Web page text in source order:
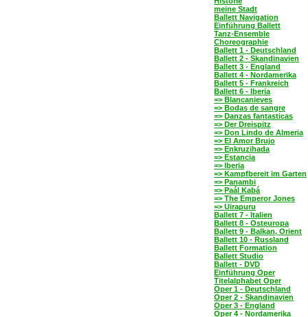
meine Stadt
Ballett Navigation
Einführung Ballett
Tanz-Ensemble
Choreographie
Ballett 1 - Deutschland
Ballett 2 - Skandinavien
Ballett 3 - England
Ballett 4 - Nordamerika
Ballett 5 - Frankreich
Ballett 6 - Iberia
=> Blancanieves
=> Bodas de sangre
=> Danzas fantasticas
=> Der Dreispitz
=> Don Lindo de Almeria
=> El Amor Brujo
=> Enkruzihada
=> Estancia
=> Iberia
=> Kampfbereit im Garten
=> Panambi
=> Paál Kabá
=> The Emperor Jones
=> Uirapuru
Ballett 7 - Italien
Ballett 8 - Osteuropa
Ballett 9 - Balkan, Orient
Ballett 10 - Russland
Ballett Formation
Ballett Studio
Ballett - DVD
Einführung Oper
Titelalphabet Oper
Oper 1 - Deutschland
Oper 2 - Skandinavien
Oper 3 - England
Oper 4 - Nordamerika